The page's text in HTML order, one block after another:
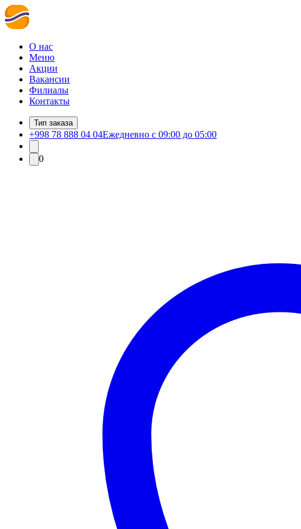
О нас
Меню
Акции
Вакансии
Филиалы
Контакты
Тип заказа
+998 78 888 04 04Ежедневно с 09:00 до 05:00
0